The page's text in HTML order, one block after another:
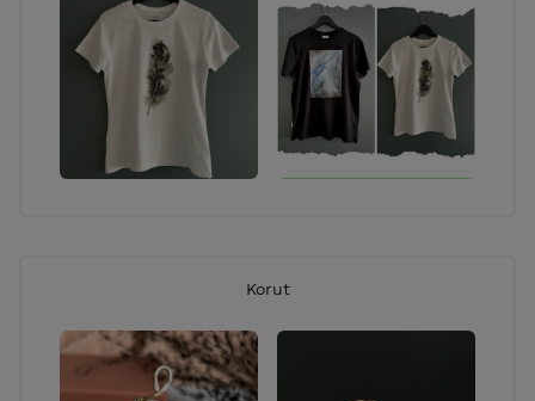
mihin päädytään! Halutessasi voin toteuttaa
maalauksen myös hyvin intuitiivisesti sinun
energiaasi tai toivomaasi tunnelmaa näkyväksi
maalaten. Ennakkomaksu 1/3 teoksen hinnasta.
Maalaan myös erilaisia taidetekstiileitä esim. t-
paitoja, farkkuja tai vaikka sisustustekstiileitä. Ota
tekstiilit.
YHTEYSTIEDOT:
Puhelin:0445052985
Korut